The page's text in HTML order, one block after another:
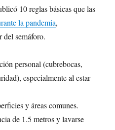
10 reglas básicas que las
la pandemia,
del semáforo.
personal (cubrebocas,
especialmente al estar
y áreas comunes.
de 1.5 metros y lavarse